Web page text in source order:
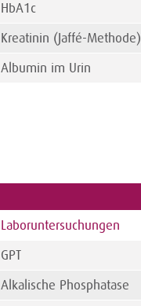
HbA1c
Kreatinin (Jaffé-Methode)
Albumin im Urin
Laboruntersuchungen
GPT
Alkalische Phosphatase